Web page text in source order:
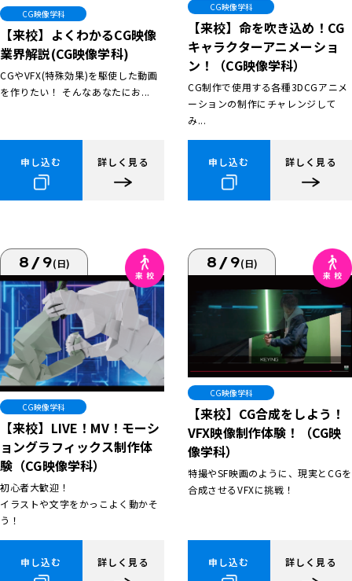
CG映像学科
【来校】よくわかるCG映像
業界解説(CG映像学科)
CGやVFX(特殊効果)を駆使した動画
を作りたい！ そんなあなたにお...
申し込む 詳しく見る
CG映像学科
【来校】命を吹き込め！CG
キャラクターアニメーショ
ン！（CG映像学科）
CG制作で使用する各種3DCGアニメ
ーションの制作にチャレンジして
み...
申し込む 詳しく見る
8/9(日)
CG映像学科
【来校】LIVE！MV！モーシ
ョングラフィックス制作体
験（CG映像学科）
初心者大歓迎！
イラストや文字をかっこよく動かそ
う！
申し込む 詳しく見る
8/9(日)
CG映像学科
【来校】CG合成をしよう！
VFX映像制作体験！（CG映
像学科）
特撮やSF映画のように、現実とCGを
合成させるVFXに挑戦！
申し込む 詳しく見る